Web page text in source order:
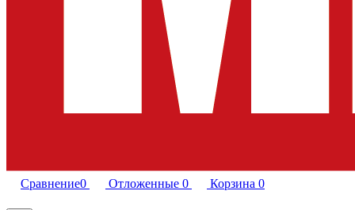
Сравнение0 Отложенные 0 Корзина 0